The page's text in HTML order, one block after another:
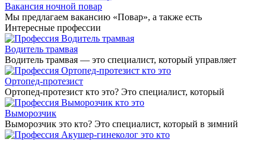
Вакансия ночной повар
Мы предлагаем вакансию «Повар», а также есть
Интересные профессии
Водитель трамвая
Водитель трамвая — это специалист, который управляет
Ортопед-протезист
Ортопед-протезист кто это? Это специалист, который
Выморозчик
Выморозчик это кто? Это специалист, который в зимний